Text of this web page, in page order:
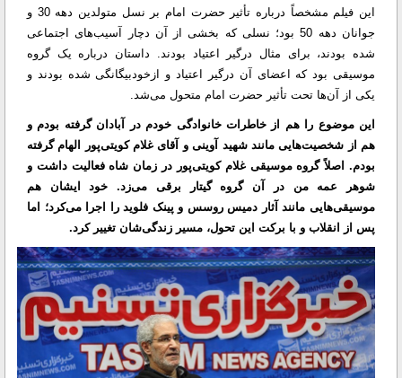
این فیلم مشخصاً درباره تأثیر حضرت امام بر نسل متولدین دهه 30 و
جوانان دهه 50 بود؛ نسلی که بخشی از آن دچار آسیب‌های اجتماعی
شده بودند، برای مثال درگیر اعتیاد بودند. داستان درباره یک گروه
موسیقی بود که اعضای آن درگیر اعتیاد و ازخودبیگانگی شده بودند و
یکی از آن‌ها تحت تأثیر حضرت امام متحول می‌شد.
این موضوع را هم از خاطرات خانوادگی خودم در آبادان گرفته بودم و
هم از شخصیت‌هایی مانند شهید آوینی و آقای غلام کویتی‌پور الهام گرفته
بودم. اصلاً گروه موسیقی غلام کویتی‌پور در زمان شاه فعالیت داشت و
شوهر عمه من در آن گروه گیتار برقی می‌زد. خود ایشان هم
موسیقی‌هایی مانند آثار دمیس روسس و پینک فلوید را اجرا می‌کرد؛ اما
پس از انقلاب و با برکت این تحول، مسیر زندگی‌شان تغییر کرد.